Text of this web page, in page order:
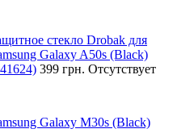
стекло Drobak для
Galaxy A50s (Black)
399 грн. Отсутствует
Galaxy M30s (Black)